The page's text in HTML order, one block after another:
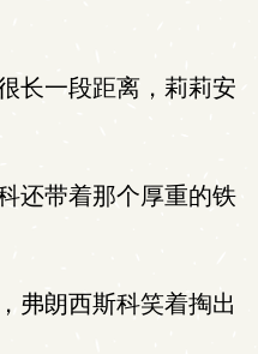
长一段距离，莉莉安
还带着那个厚重的铁
弗朗西斯科笑着掏出